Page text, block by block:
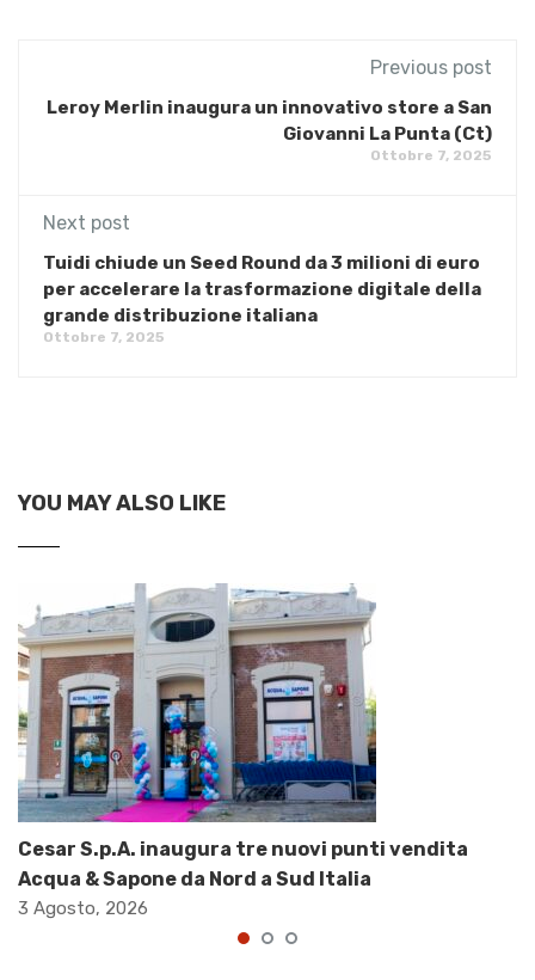
Previous post
Leroy Merlin inaugura un innovativo store a San
Giovanni La Punta (Ct)
Ottobre 7, 2025
Next post
Tuidi chiude un Seed Round da 3 milioni di euro
per accelerare la trasformazione digitale della
grande distribuzione italiana
Ottobre 7, 2025
YOU MAY ALSO LIKE
Cesar S.p.A. inaugura tre nuovi punti vendita
Acqua & Sapone da Nord a Sud Italia
3 Agosto, 2026